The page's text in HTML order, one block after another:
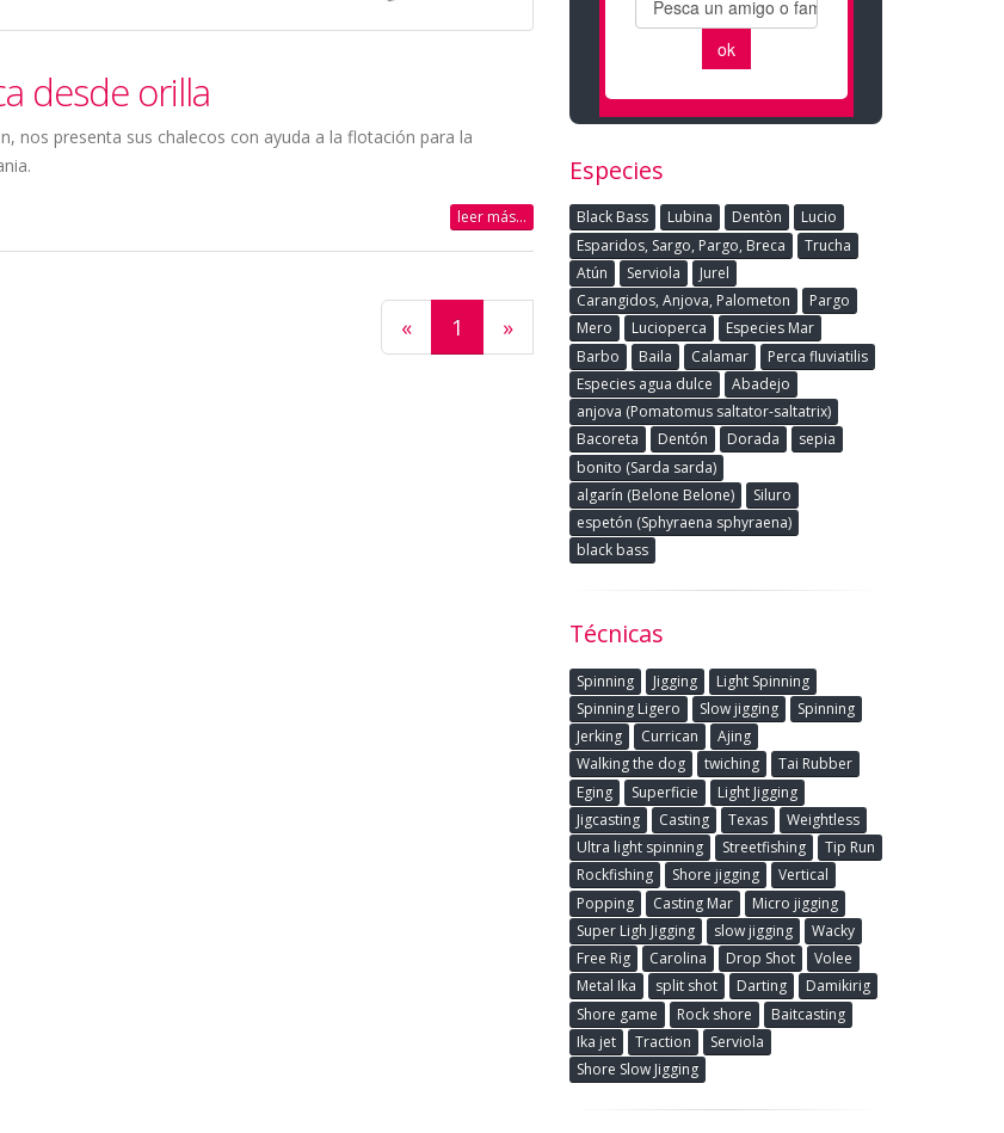
desde orilla
nos presenta sus chalecos con ayuda a la flotación para la
leer más...
« 1 »
Especies
Black Bass Lubina Dentòn
Lucio
Esparidos, Sargo, Pargo, Breca
Trucha
Atún
Serviola
Jurel
Carangidos, Anjova, Palometon
Pargo
Mero
Lucioperca
Especies Mar
Barbo
Baila Calamar
Perca fluviatilis
Especies agua dulce
Abadejo
anjova (Pomatomus saltator-saltatrix)
Bacoreta
Dentón Dorada
sepia
bonito (Sarda sarda)
algarín (Belone Belone)
Siluro
espetón (Sphyraena sphyraena)
black bass
Técnicas
Spinning Jigging
Light Spinning
Spinning Ligero
Slow jigging
Spinning
Jerking
Currican
Ajing
Walking the dog
twiching
Tai Rubber
Eging
Superficie
Light Jigging
Jigcasting
Casting Texas
Weightless
Ultra light spinning
Streetfishing
Tip Run
Rockfishing
Shore jigging
Vertical
Popping
Casting Mar
Micro jigging
Super Ligh Jigging
slow jigging
Wacky
Free Rig
Carolina Drop Shot
Volee
Metal Ika
split shot Darting
Damikirig
Shore game
Rock shore
Baitcasting
Ika jet
Traction
Serviola
Shore Slow Jigging